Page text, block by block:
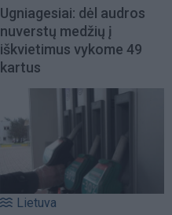
Ugniagesiai: dėl audros
nuverstų medžių į
iškvietimus vykome 49
kartus
Lietuva